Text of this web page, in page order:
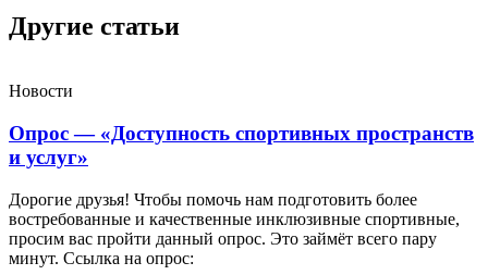
Другие статьи
Новости
Опрос — «Доступность спортивных пространств
и услуг»
Дорогие друзья! Чтобы помочь нам подготовить более
востребованные и качественные инклюзивные спортивные,
просим вас пройти данный опрос. Это займёт всего пару
минут. Ссылка на опрос: